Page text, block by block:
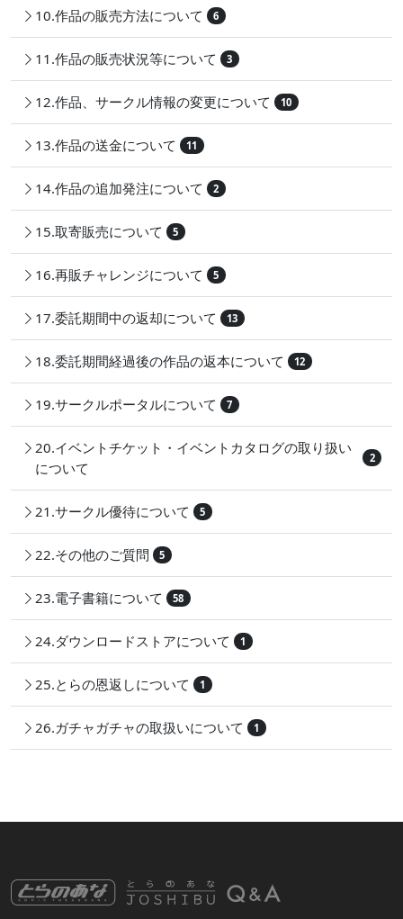
10.作品の販売方法について 6
11.作品の販売状況等について 3
12.作品、サークル情報の変更について 10
13.作品の送金について 11
14.作品の追加発注について 2
15.取寄販売について 5
16.再販チャレンジについて 5
17.委託期間中の返却について 13
18.委託期間経過後の作品の返本について 12
19.サークルポータルについて 7
20.イベントチケット・イベントカタログの取り扱い
について
2
21.サークル優待について 5
22.その他のご質問 5
23.電子書籍について 58
24.ダウンロードストアについて 1
25.とらの恩返しについて 1
26.ガチャガチャの取扱いについて 1